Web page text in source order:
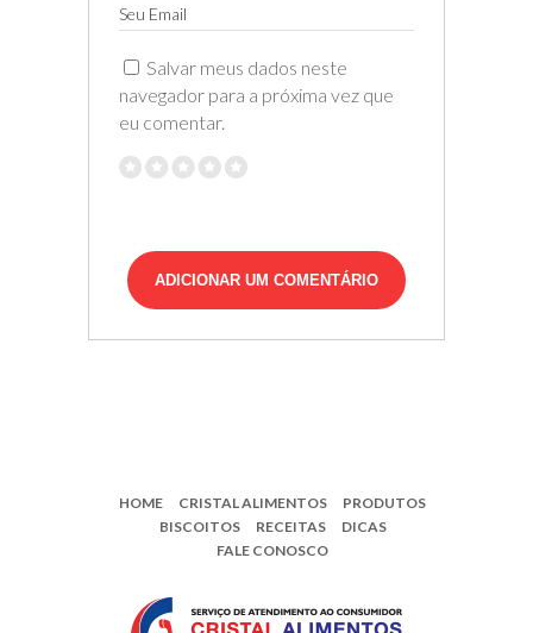
Seu Email
Salvar meus dados neste
navegador para a próxima vez que
eu comentar.
HOME CRISTAL ALIMENTOS
PRODUTOS
BISCOITOS
RECEITAS
DICAS
FALE CONOSCO